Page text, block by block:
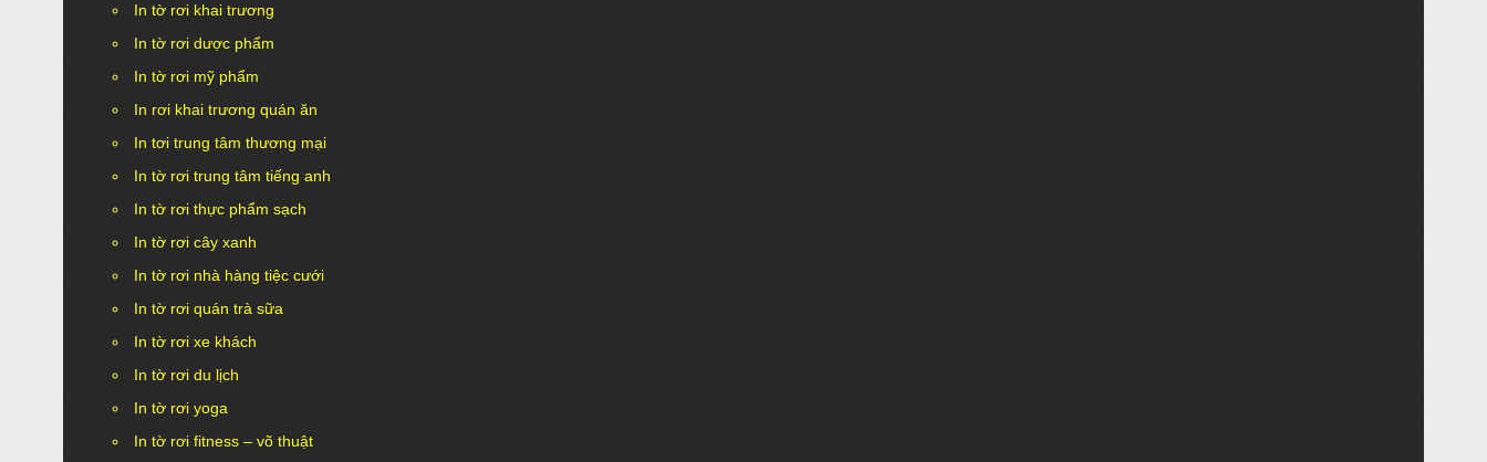
In tờ rơi khai trương
In tờ rơi dược phẩm
In tờ rơi mỹ phẩm
In rơi khai trương quán ăn
In tơi trung tâm thương mại
In tờ rơi trung tâm tiếng anh
In tờ rơi thực phẩm sạch
In tờ rơi cây xanh
In tờ rơi nhà hàng tiệc cưới
In tờ rơi quán trà sữa
In tờ rơi xe khách
In tờ rơi du lịch
In tờ rơi yoga
In tờ rơi fitness – võ thuật